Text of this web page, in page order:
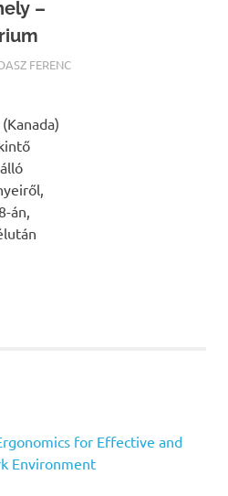
–
FERENC
án,
for Effective and
Environment